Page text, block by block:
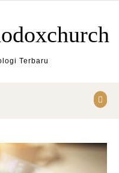
Terbaru